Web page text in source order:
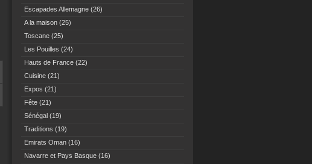
Escapades Allemagne (26)
A la maison (25)
Toscane (25)
Les Pouilles (24)
Hauts de France (22)
Cuisine (21)
Expos (21)
Fête (21)
Sénégal (19)
Traditions (19)
Emirats Oman (16)
Navarre et Pays Basque (16)